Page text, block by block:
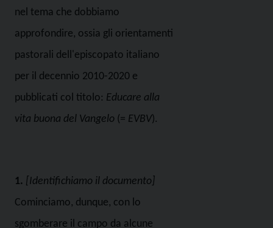
nel tema che dobbiamo
approfondire, ossia gli orientamenti
pastorali dell'episcopato italiano
per il decennio 2010-2020 e
pubblicati col titolo: Educare alla
vita buona del Vangelo (= EVBV).
1. [Identifichiamo il documento]
Cominciamo, dunque, con lo
sgomberare il campo da alcune